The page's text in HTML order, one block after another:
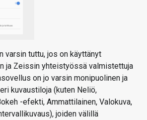
varsin tuttu, jos on käyttänyt
ja Zeissin yhteistyössä valmistettuja
on jo varsin monipuolinen ja
kuvaustiloja (kuten Neliö,
-efekti, Ammattilainen, Valokuva,
joiden välillä